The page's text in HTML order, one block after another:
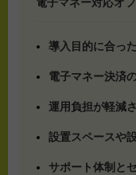
導入目的に合っ
電子マネー決済
運用負担が軽減
設置スペースや
サポート体制と